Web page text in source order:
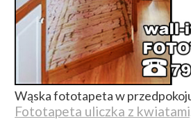
Wąska fototapeta w
Fototapeta uliczka z